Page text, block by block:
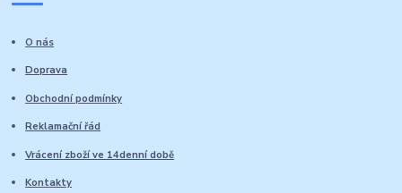
O nás
Doprava
Obchodní podmínky
Reklamační řád
Vrácení zboží ve 14denní době
Kontakty